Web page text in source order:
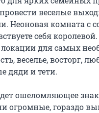
веселые
Неоновая комната с
себя
локации для самых
веселье, восторг,
дяди и тети.
ошеломляющее
огромные, гораздо